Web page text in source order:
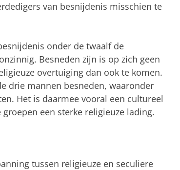
van besnijdenis misschien te
onder de twaalf de
Besneden zijn is op zich geen
overtuiging dan ook te komen.
drie mannen besneden, waaronder
Het is daarmee vooral een cultureel
een sterke religieuze lading.
tussen religieuze en seculiere